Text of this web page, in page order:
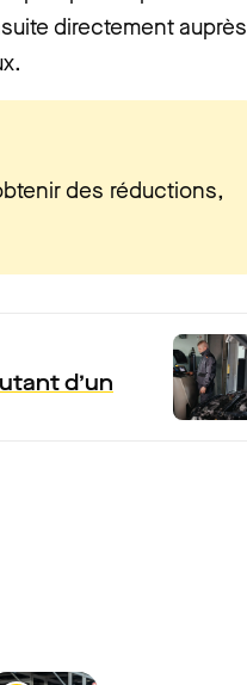
directement auprès
des réductions,
d’un